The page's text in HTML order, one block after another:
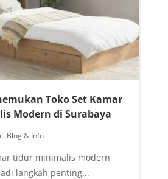
Toko Set Kamar
Modern di Surabaya
| Blog & Info
tidur minimalis modern
langkah penting...